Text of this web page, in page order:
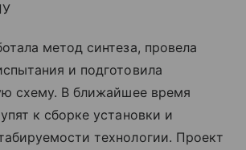
метод синтеза, провела
и подготовила
схему. В ближайшее время
к сборке установки и
технологии. Проект